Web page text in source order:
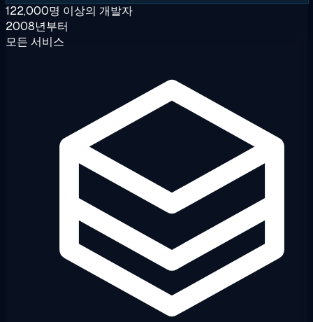
122,000명 이상의 개발자
2008년부터
모든 서비스